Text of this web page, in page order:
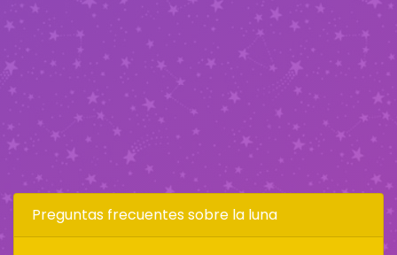
Preguntas frecuentes sobre la luna